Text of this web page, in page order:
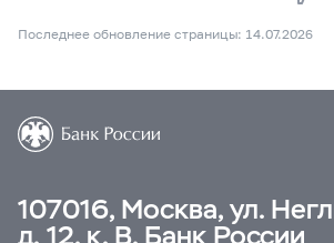
Последнее обновление страницы: 14.07.2026
107016, Москва, ул.
д. 12, к. В, Банк России